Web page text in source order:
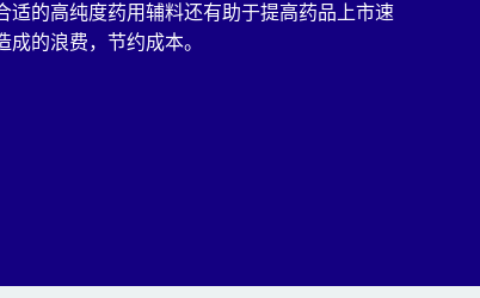
适的高纯度药用辅料还有助于提高药品上市速
的浪费，节约成本。